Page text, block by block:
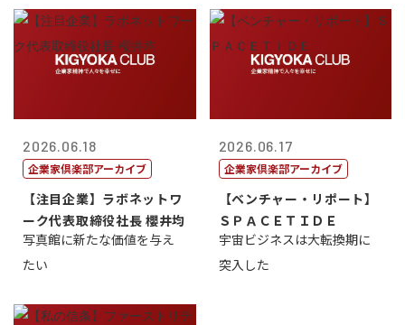
2026.06.18
企業家倶楽部アーカイブ
【注目企業】ラボネットワ
ーク代表取締役社長 櫻井均
写真館に新たな価値を与え
たい
2026.06.17
企業家倶楽部アーカイブ
【ベンチャー・リポート】
ＳＰＡＣＥＴＩＤＥ
宇宙ビジネスは大転換期に
突入した